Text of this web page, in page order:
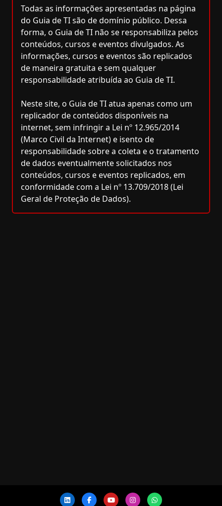
Todas as informações apresentadas na página
do Guia de TI são de domínio público. Dessa
forma, o Guia de TI não se responsabiliza pelos
conteúdos, cursos e eventos divulgados. As
informações, cursos e eventos são replicados
de maneira gratuita e sem qualquer
responsabilidade atribuída ao Guia de TI.
Neste site, o Guia de TI atua apenas como um
replicador de conteúdos disponíveis na
internet, sem infringir a Lei nº 12.965/2014
(Marco Civil da Internet) e isento de
responsabilidade sobre a coleta e o tratamento
de dados eventualmente solicitados nos
conteúdos, cursos e eventos replicados, em
conformidade com a Lei nº 13.709/2018 (Lei
Geral de Proteção de Dados).